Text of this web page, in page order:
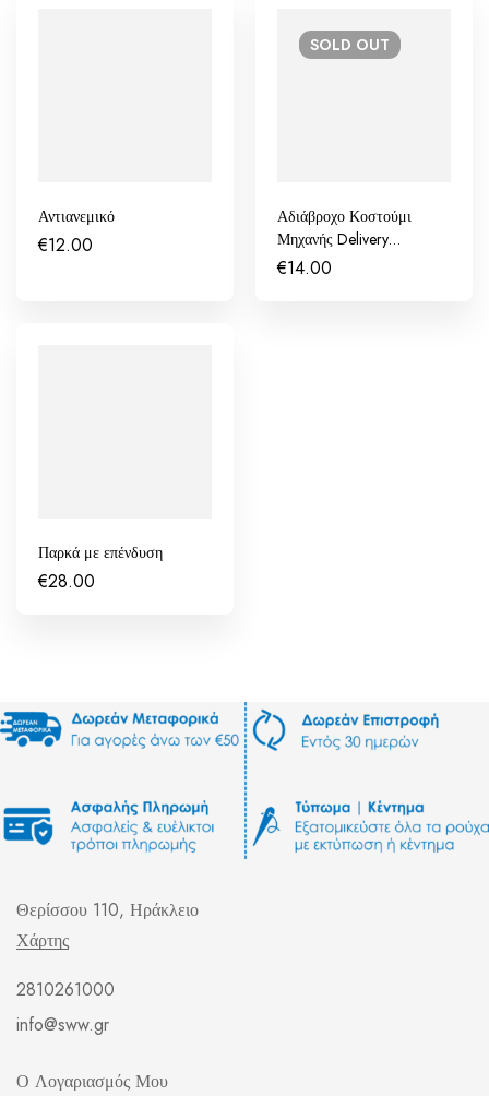
Αντιανεμικό
€12.00
SOLD OUT
Αδιάβροχο Κοστούμι
Μηχανής Delivery
Economic
€14.00
Παρκά με επένδυση
€28.00
Θερίσσου 110, Ηράκλειο
Χάρτης
2810261000
info@sww.gr
Ο Λογαριασμός Μου